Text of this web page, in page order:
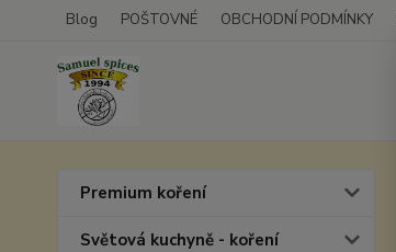
Blog POŠTOVNÉ OBCHODNÍ PODMÍNKY
Premium koření
Světová kuchyně - koření